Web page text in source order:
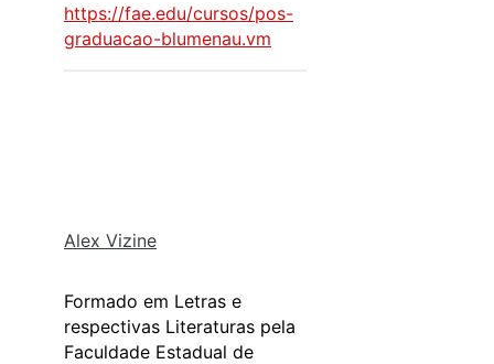
https://fae.edu/cursos/pos-
graduacao-blumenau.vm
Alex Vizine
Formado em Letras e
respectivas Literaturas pela
Faculdade Estadual de